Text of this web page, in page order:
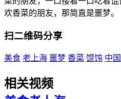
欢香菜的朋友，那简直是噩梦。
扫二维码分享
美食 老上海 噩梦 香菜 馄饨 中
相关视频